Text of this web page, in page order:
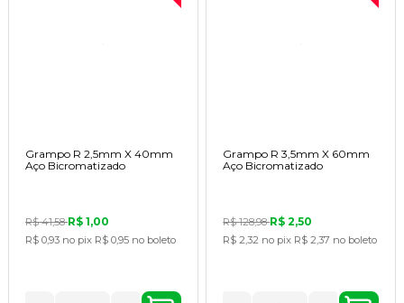
Grampo R 2,5mm X 40mm
Aço Bicromatizado
R$ 41,58R$ 1,00
R$ 0,93 no pix R$ 0,95 no boleto
Grampo R 3,5mm X 60mm
Aço Bicromatizado
R$ 128,98R$ 2,50
R$ 2,32 no pix R$ 2,37 no boleto